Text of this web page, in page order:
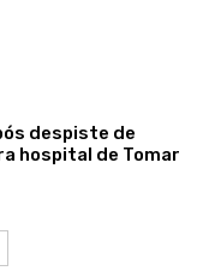
despiste de
hospital de Tomar